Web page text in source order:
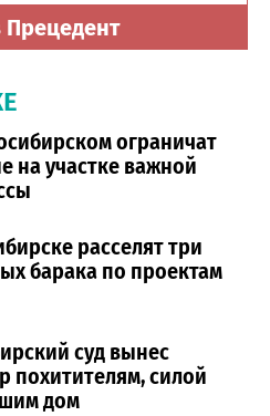
ограничат
на участке важной
расселят три
барака по проектам
суд вынес
похитителям, силой
дом